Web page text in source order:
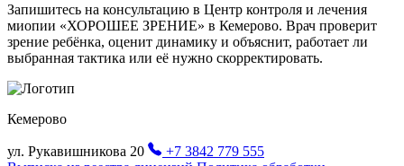
Запишитесь на консультацию в Центр контроля и лечения
миопии «ХОРОШЕЕ ЗРЕНИЕ» в Кемерово. Врач проверит
зрение ребёнка, оценит динамику и объяснит, работает ли
выбранная тактика или её нужно скорректировать.
Кемерово
ул. Рукавишникова 20
+7 3842 779 555